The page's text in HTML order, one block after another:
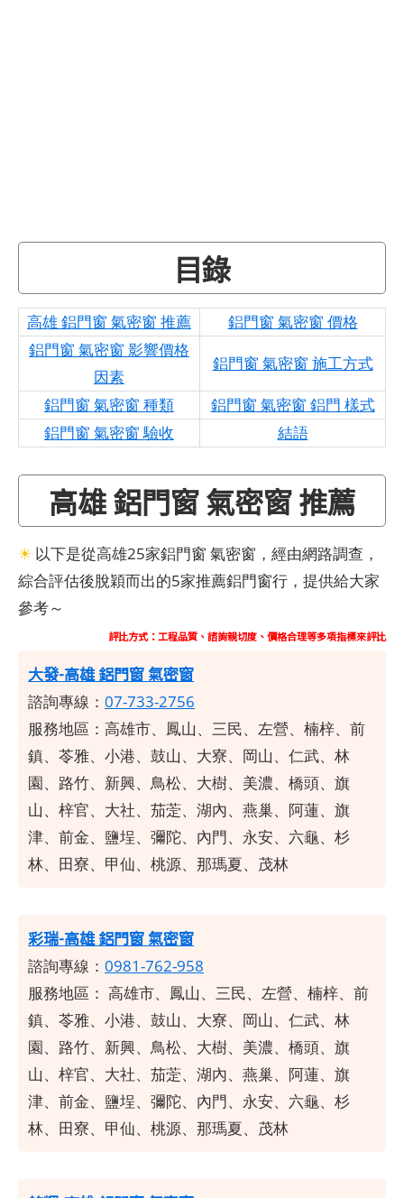
目錄
高雄 鋁門窗 氣密窗 推薦
鋁門窗 氣密窗 價格
鋁門窗 氣密窗 影響價格
因素
鋁門窗 氣密窗 施工方式
鋁門窗 氣密窗 種類
鋁門窗 氣密窗 鋁門 樣式
鋁門窗 氣密窗 驗收
結語
高雄 鋁門窗 氣密窗 推薦
☀ 以下是從高雄25家鋁門窗 氣密窗，經由網路調查，
綜合評估後脫穎而出的5家推薦鋁門窗行，提供給大家
參考～
評比方式：工程品質、諮詢親切度、價格合理等多項指標來評比
大發-高雄 鋁門窗 氣密窗
諮詢專線： 07-733-2756
服務地區：高雄市、鳳山、三民、左營、楠梓、前
鎮、苓雅、小港、鼓山、大寮、岡山、仁武、林
園、路竹、新興、鳥松、大樹、美濃、橋頭、旗
山、梓官、大社、茄萣、湖內、燕巢、阿蓮、旗
津、前金、鹽埕、彌陀、內門、永安、六龜、杉
林、田寮、甲仙、桃源、那瑪夏、茂林
彩瑞-高雄 鋁門窗 氣密窗
諮詢專線： 0981-762-958
服務地區： 高雄市、鳳山、三民、左營、楠梓、前
鎮、苓雅、小港、鼓山、大寮、岡山、仁武、林
園、路竹、新興、鳥松、大樹、美濃、橋頭、旗
山、梓官、大社、茄萣、湖內、燕巢、阿蓮、旗
津、前金、鹽埕、彌陀、內門、永安、六龜、杉
林、田寮、甲仙、桃源、那瑪夏、茂林